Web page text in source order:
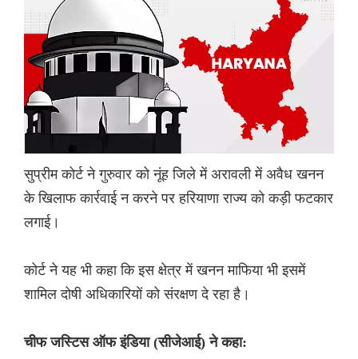
सुप्रीम कोर्ट ने गुरुवार को नूंह जिले में अरावली में अवैध खनन
के खिलाफ कार्रवाई न करने पर हरियाणा राज्य को कड़ी फटकार
लगाई।
कोर्ट ने यह भी कहा कि इस क्षेत्र में खनन माफिया भी इसमें
शामिल दोषी अधिकारियों को संरक्षण दे रहा है।
चीफ जस्टिस ऑफ इंडिया (सीजेआई) ने कहा: